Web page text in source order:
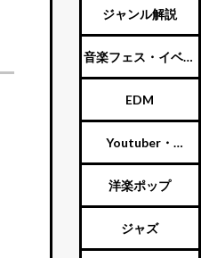
ジャンル解説
音楽フェス・イベン
ト
EDM
Youtuber・
Vtuber・歌い手
洋楽ポップ
ジャズ